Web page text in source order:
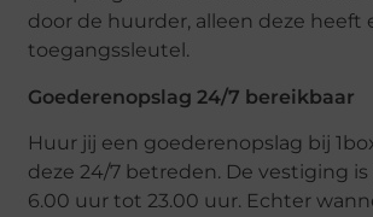
door de huurder, alleen deze heeft
toegangssleutel.
Goederenopslag 24/7 bereikbaar
Huur jij een goederenopslag bij
deze 24/7 betreden. De vestiging
6.00 uur tot 23.00 uur. Echter